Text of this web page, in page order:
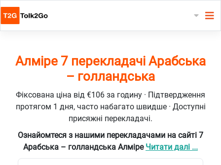
Алміре 7 перекладачі Арабська
– голландська
Фіксована ціна від €106 за годину · Підтвердження
протягом 1 дня, часто набагато швидше · Доступні
присяжні перекладачі.
Ознайомтеся з нашими перекладачами на сайті 7
Арабська – голландська Алміре Читати далі ...